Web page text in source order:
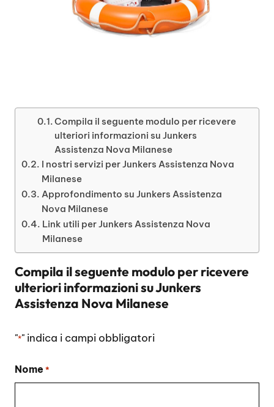
Compila il seguente modulo per ricevere
ulteriori informazioni su Junkers
Assistenza Nova Milanese
I nostri servizi per Junkers Assistenza Nova
Milanese
Approfondimento su Junkers Assistenza
Nova Milanese
Link utili per Junkers Assistenza Nova
Milanese
Compila il seguente modulo per ricevere
ulteriori informazioni suJunkers
Assistenza Nova Milanese
"*" indica i campi obbligatori
Nome *